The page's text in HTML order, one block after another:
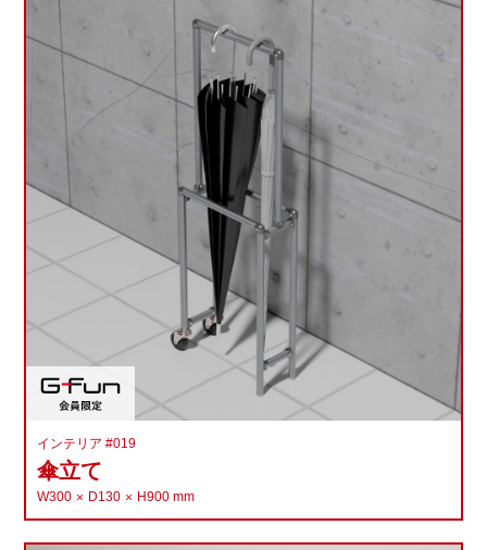
インテリア #019
傘立て
W300 D130 H900 mm